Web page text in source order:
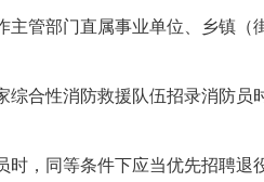
主管部门直属事业单位、乡镇
综合性消防救援队伍招录消防
时，同等条件下应当优先招聘退